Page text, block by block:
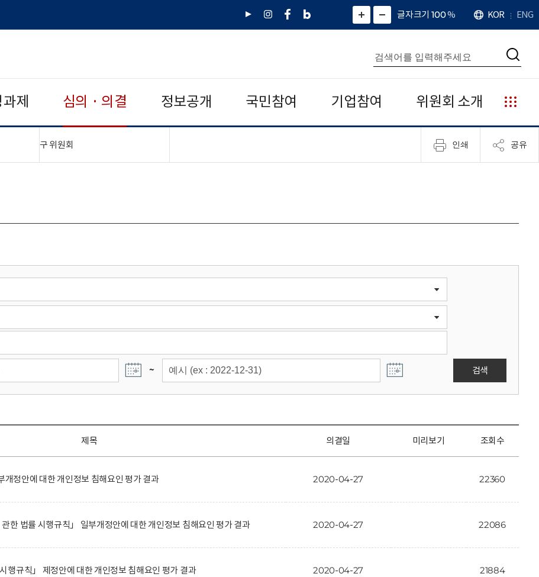
유
인
페
네
그
)
화
면
면
소
확
대
치
글자크기 100%
언
어
KOR ENG
통
합
검
색
검
제 심의 · 의결 정보공개 국민참여 기업참여 위원회 소개
누
리
집
안
구 위원회 인쇄 공유
~ 검색
제목 의결일 미리보기 조회수
개정안에 대한 개인정보 침해요인 평가 결과 2020-04-27 22360
관한 법률 시행규칙」 일부개정안에 대한 개인정보 침해요인 평가 결과 2020-04-27 22086
행규칙」 제정안에 대한 개인정보 침해요인 평가 결과 2020-04-27 21884